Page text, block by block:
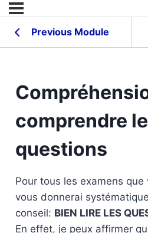
Previous Module
comprendre
questions
Pour tous les examens que
vous donnerai
conseil: BIEN LIRE LES
En effet, je peux affirmer